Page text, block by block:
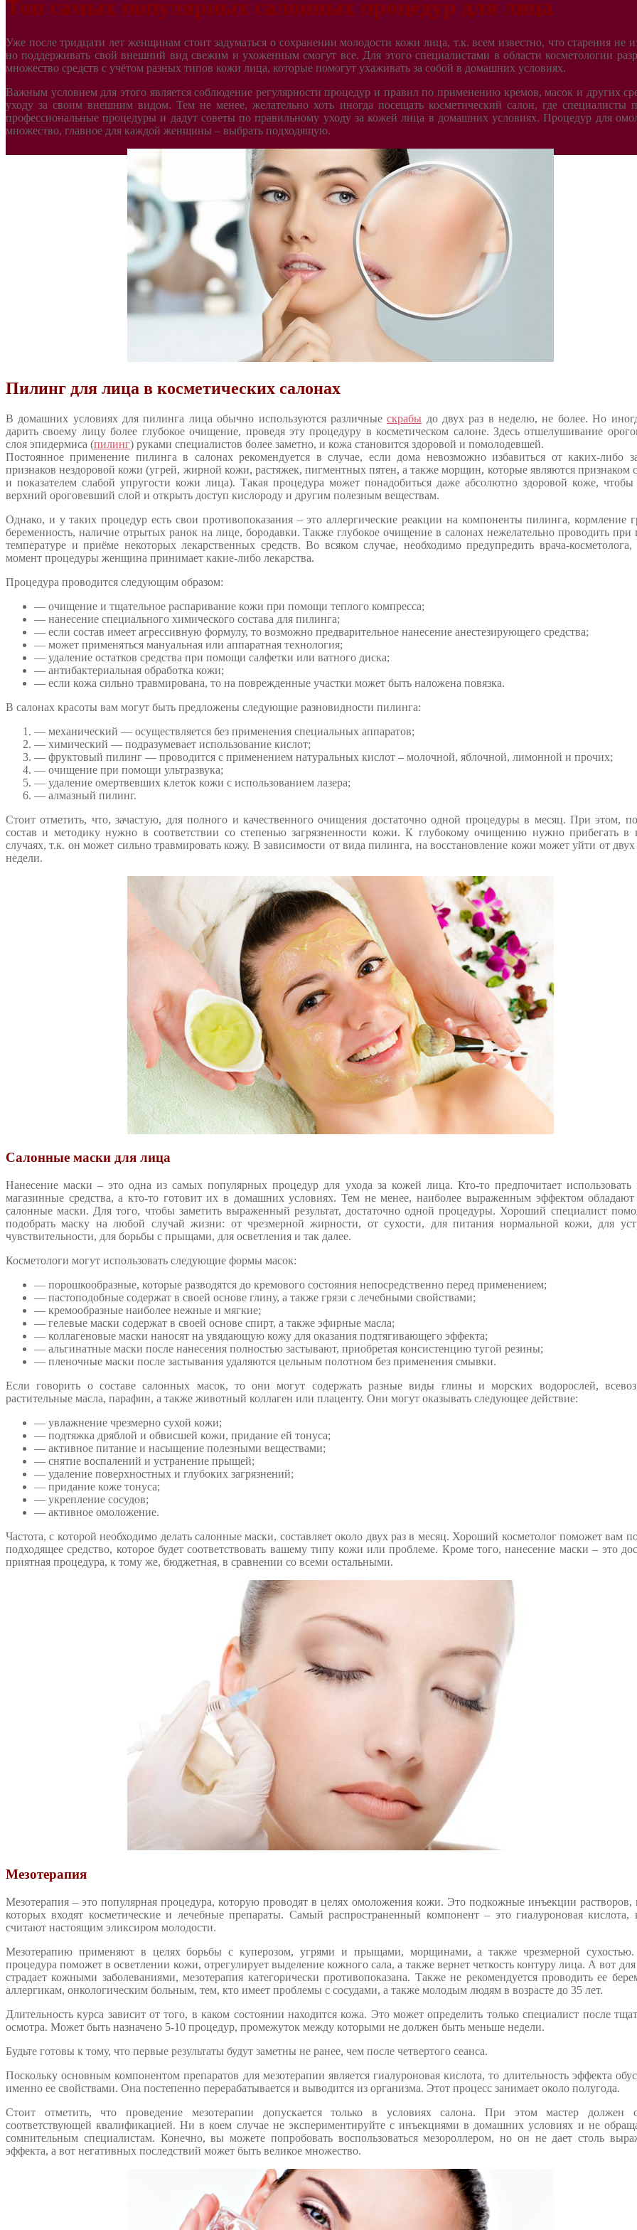
Топ самых популярных салонных процедур для лица
Уже после тридцати лет женщинам стоит задуматься о сохранении молодости кожи лица, т.к. всем известно, что старения не
но поддерживать свой внешний вид свежим и ухоженным смогут все. Для этого специалистами в области косметологии
множество средств с учётом разных типов кожи лица, которые помогут ухаживать за собой в домашних условиях.
Важным условием для этого является соблюдение регулярности процедур и правил по применению кремов, масок и других
уходу за своим внешним видом. Тем не менее, желательно хоть иногда посещать косметический салон, где специалисты
профессиональные процедуры и дадут советы по правильному уходу за кожей лица в домашних условиях. Процедур для
множество, главное для каждой женщины – выбрать подходящую.
Пилинг для лица в косметических салонах
В домашних условиях для пилинга лица обычно используются различныескрабы до двух раз в неделю, не более. Но
дарить своему лицу более глубокое очищение, проведя эту процедуру в косметическом салоне. Здесь отшелушивание
слоя эпидермиса (пилинг) руками специалистов более заметно, и кожа становится здоровой и помолодевшей.
Постоянное применение пилинга в салонах рекомендуется в случае, если дома невозможно избавиться от каких-либо
признаков нездоровой кожи (угрей, жирной кожи, растяжек, пигментных пятен, а также морщин, которые являются признаком
и показателем слабой упругости кожи лица). Такая процедура может понадобиться даже абсолютно здоровой коже, чтобы
верхний ороговевший слой и открыть доступ кислороду и другим полезным веществам.
Однако, и у таких процедур есть свои противопоказания – это аллергические реакции на компоненты пилинга, кормление
беременность, наличие отрытых ранок на лице, бородавки. Также глубокое очищение в салонах нежелательно проводить при
температуре и приёме некоторых лекарственных средств. Во всяком случае, необходимо предупредить врача-косметолога,
момент процедуры женщина принимает какие-либо лекарства.
Процедура проводится следующим образом:
— очищение и тщательное распаривание кожи при помощи теплого компресса;
— нанесение специального химического состава для пилинга;
— если состав имеет агрессивную формулу, то возможно предварительное нанесение анестезирующего средства;
— может применяться мануальная или аппаратная технология;
— удаление остатков средства при помощи салфетки или ватного диска;
— антибактериальная обработка кожи;
— если кожа сильно травмирована, то на поврежденные участки может быть наложена повязка.
В салонах красоты вам могут быть предложены следующие разновидности пилинга:
— механический — осуществляется без применения специальных аппаратов;
— химический — подразумевает использование кислот;
— фруктовый пилинг — проводится с применением натуральных кислот – молочной, яблочной, лимонной и прочих;
— очищение при помощи ультразвука;
— удаление омертвевших клеток кожи с использованием лазера;
— алмазный пилинг.
Стоит отметить, что, зачастую, для полного и качественного очищения достаточно одной процедуры в месяц. При этом,
состав и методику нужно в соответствии со степенью загрязненности кожи. К глубокому очищению нужно прибегать в
случаях, т.к. он может сильно травмировать кожу. В зависимости от вида пилинга, на восстановление кожи может уйти от
недели.
Салонные маски для лица
Нанесение маски – это одна из самых популярных процедур для ухода за кожей лица. Кто-то предпочитает использовать
магазинные средства, а кто-то готовит их в домашних условиях. Тем не менее, наиболее выраженным эффектом
салонные маски. Для того, чтобы заметить выраженный результат, достаточно одной процедуры. Хороший специалист
подобрать маску на любой случай жизни: от чрезмерной жирности, от сухости, для питания нормальной кожи, для
чувствительности, для борьбы с прыщами, для осветления и так далее.
Косметологи могут использовать следующие формы масок:
— порошкообразные, которые разводятся до кремового состояния непосредственно перед применением;
— пастоподобные содержат в своей основе глину, а также грязи с лечебными свойствами;
— кремообразные наиболее нежные и мягкие;
— гелевые маски содержат в своей основе спирт, а также эфирные масла;
— коллагеновые маски наносят на увядающую кожу для оказания подтягивающего эффекта;
— альгинатные маски после нанесения полностью застывают, приобретая консистенцию тугой резины;
— пленочные маски после застывания удаляются цельным полотном без применения смывки.
Если говорить о составе салонных масок, то они могут содержать разные виды глины и морских водорослей,
растительные масла, парафин, а также животный коллаген или плаценту. Они могут оказывать следующее действие:
— увлажнение чрезмерно сухой кожи;
— подтяжка дряблой и обвисшей кожи, придание ей тонуса;
— активное питание и насыщение полезными веществами;
— снятие воспалений и устранение прыщей;
— удаление поверхностных и глубоких загрязнений;
— придание коже тонуса;
— укрепление сосудов;
— активное омоложение.
Частота, с которой необходимо делать салонные маски, составляет около двух раз в месяц. Хороший косметолог поможет вам
подходящее средство, которое будет соответствовать вашему типу кожи или проблеме. Кроме того, нанесение маски – это
приятная процедура, к тому же, бюджетная, в сравнении со всеми остальными.
Мезотерапия
Мезотерапия – это популярная процедура, которую проводят в целях омоложения кожи. Это подкожные инъекции растворов,
которых входят косметические и лечебные препараты. Самый распространенный компонент – это гиалуроновая кислота,
считают настоящим эликсиром молодости.
Мезотерапию применяют в целях борьбы с куперозом, угрями и прыщами, морщинами, а также чрезмерной
процедура поможет в осветлении кожи, отрегулирует выделение кожного сала, а также вернет четкость контуру лица. А вот для
страдает кожными заболеваниями, мезотерапия категорически противопоказана. Также не рекомендуется проводить ее
аллергикам, онкологическим больным, тем, кто имеет проблемы с сосудами, а также молодым людям в возрасте до 35 лет.
Длительность курса зависит от того, в каком состоянии находится кожа. Это может определить только специалист после
осмотра. Может быть назначено 5-10 процедур, промежуток между которыми не должен быть меньше недели.
Будьте готовы к тому, что первые результаты будут заметны не ранее, чем после четвертого сеанса.
Поскольку основным компонентом препаратов для мезотерапии является гиалуроновая кислота, то длительность эффекта
именно ее свойствами. Она постепенно перерабатывается и выводится из организма. Этот процесс занимает около полугода.
Стоит отметить, что проведение мезотерапии допускается только в условиях салона. При этом мастер должен
соответствующей квалификацией. Ни в коем случае не экспериментируйте с инъекциями в домашних условиях и не
сомнительным специалистам. Конечно, вы можете попробовать воспользоваться мезороллером, но он не дает столь
эффекта, а вот негативных последствий может быть великое множество.